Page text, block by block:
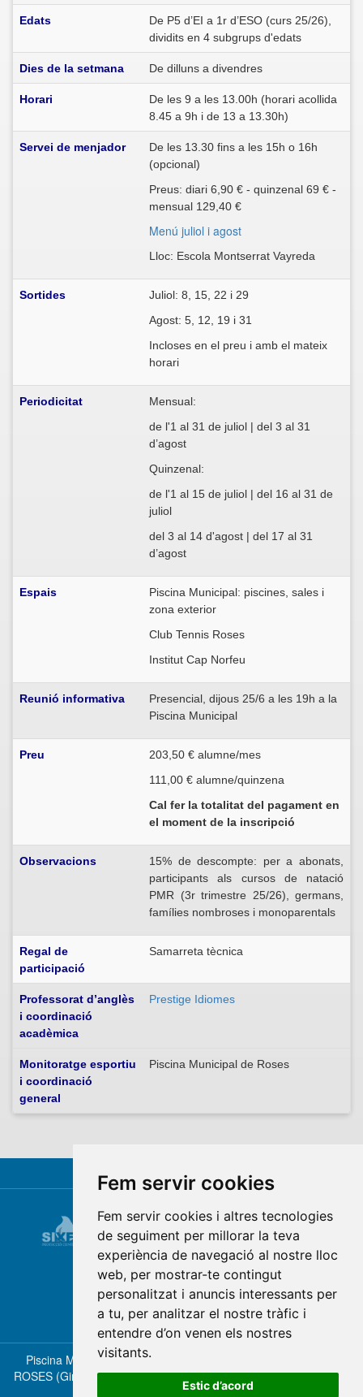
Fem servir cookies
Fem servir cookies i altres tecnologies
de seguiment per millorar la teva
experiència de navegació al nostre lloc
web, per mostrar-te contingut
personalitzat i anuncis interessants per
a tu, per analitzar el nostre tràfic i
entendre d’on venen els nostres
visitants.
Estic d’acord
Edats
De P5 d’EI a 1r d’ESO (curs 25/26),
dividits en 4 subgrups d'edats
Dies de la setmana De dilluns a divendres
Horari
De les 9 a les 13.00h (horari acollida
8.45 a 9h i de 13 a 13.30h)
Servei de menjador
De les 13.30 fins a les 15h o 16h
(opcional)
Preus: diari 6,90 € - quinzenal 69 € -
mensual 129,40 €
Menú juliol i agost
Lloc: Escola Montserrat Vayreda
Sortides
Juliol: 8, 15, 22 i 29
Agost: 5, 12, 19 i 31
Incloses en el preu i amb el mateix
horari
Periodicitat
Mensual:
de l'1 al 31 de juliol | del 3 al 31
d’agost
Quinzenal:
de l'1 al 15 de juliol | del 16 al 31 de
juliol
del 3 al 14 d'agost | del 17 al 31
d’agost
Espais
Piscina Municipal: piscines, sales i
zona exterior
Club Tennis Roses
Institut Cap Norfeu
Reunió informativa
Presencial, dijous 25/6 a les 19h a la
Piscina Municipal
Preu
203,50 € alumne/mes
111,00 € alumne/quinzena
Cal fer la totalitat del pagament en
el moment de la inscripció
Observacions
15% de descompte: per a abonats,
participants als cursos de natació
PMR (3r trimestre 25/26), germans,
famílies nombroses i monoparentals
Regal de
participació
Samarreta tècnica
Professorat d’anglès
i coordinació
acadèmica
Prestige Idiomes
Monitoratge esportiu
i coordinació
general
Piscina Municipal de Roses
Piscina Municipal de Roses - Ctra. del Mas Oliva, 39 - 17480
ROSES (Girona) - Tel. 972 45 97 60 - piscina@piscinaroses.cat [
+INFO]